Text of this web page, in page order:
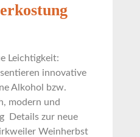
Leichtigkeit:
innovative
Alkohol bzw.
modern und
Details zur neue
Weinherbst